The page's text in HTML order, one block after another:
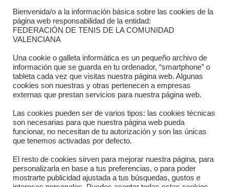
Contacto
Dónde estamos
Directorio departamentos
Horario
Formulario de contacto
Bienvenida/o a la información básica sobre las cookies de la
página web responsabilidad de la entidad:
FEDERACIÓN DE TENIS DE LA COMUNIDAD
VALENCIANA
Una cookie o galleta informática es un pequeño archivo de
información que se guarda en tu ordenador, “smartphone” o
tableta cada vez que visitas nuestra página web. Algunas
cookies son nuestras y otras pertenecen a empresas
externas que prestan servicios para nuestra página web.
Las cookies pueden ser de varios tipos: las cookies técnicas
son necesarias para que nuestra página web pueda
funcionar, no necesitan de tu autorización y son las únicas
que tenemos activadas por defecto.
El resto de cookies sirven para mejorar nuestra página, para
personalizarla en base a tus preferencias, o para poder
mostrarte publicidad ajustada a tus búsquedas, gustos e